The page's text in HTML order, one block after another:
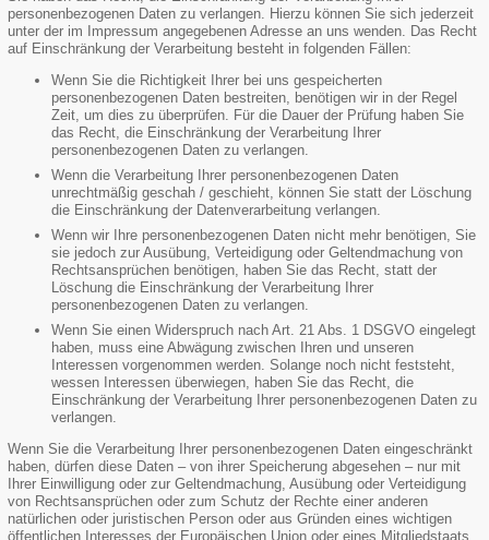
personenbezogenen Daten zu verlangen. Hierzu können Sie sich jederzeit
unter der im Impressum angegebenen Adresse an uns wenden. Das Recht
auf Einschränkung der Verarbeitung besteht in folgenden Fällen:
Wenn Sie die Richtigkeit Ihrer bei uns gespeicherten
personenbezogenen Daten bestreiten, benötigen wir in der Regel
Zeit, um dies zu überprüfen. Für die Dauer der Prüfung haben Sie
das Recht, die Einschränkung der Verarbeitung Ihrer
personenbezogenen Daten zu verlangen.
Wenn die Verarbeitung Ihrer personenbezogenen Daten
unrechtmäßig geschah / geschieht, können Sie statt der Löschung
die Einschränkung der Datenverarbeitung verlangen.
Wenn wir Ihre personenbezogenen Daten nicht mehr benötigen, Sie
sie jedoch zur Ausübung, Verteidigung oder Geltendmachung von
Rechtsansprüchen benötigen, haben Sie das Recht, statt der
Löschung die Einschränkung der Verarbeitung Ihrer
personenbezogenen Daten zu verlangen.
Wenn Sie einen Widerspruch nach Art. 21 Abs. 1 DSGVO eingelegt
haben, muss eine Abwägung zwischen Ihren und unseren
Interessen vorgenommen werden. Solange noch nicht feststeht,
wessen Interessen überwiegen, haben Sie das Recht, die
Einschränkung der Verarbeitung Ihrer personenbezogenen Daten zu
verlangen.
Wenn Sie die Verarbeitung Ihrer personenbezogenen Daten eingeschränkt
haben, dürfen diese Daten – von ihrer Speicherung abgesehen – nur mit
Ihrer Einwilligung oder zur Geltendmachung, Ausübung oder Verteidigung
von Rechtsansprüchen oder zum Schutz der Rechte einer anderen
natürlichen oder juristischen Person oder aus Gründen eines wichtigen
öffentlichen Interesses der Europäischen Union oder eines Mitgliedstaats